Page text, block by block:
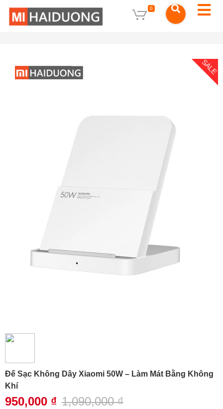
0
SALE
Đế Sạc Không Dây Xiaomi 50W – Làm Mát Bằng Không
Khí
950,000 ₫ 1,090,000₫